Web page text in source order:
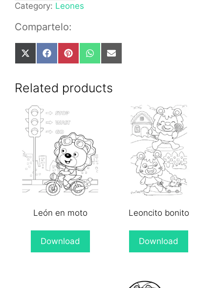
Category: Leones
Compartelo:
Share
on
(Twitter)
Share
on
Share
on
Share
on
Share
on
Related products
León en moto
Download
Leoncito bonito
Download